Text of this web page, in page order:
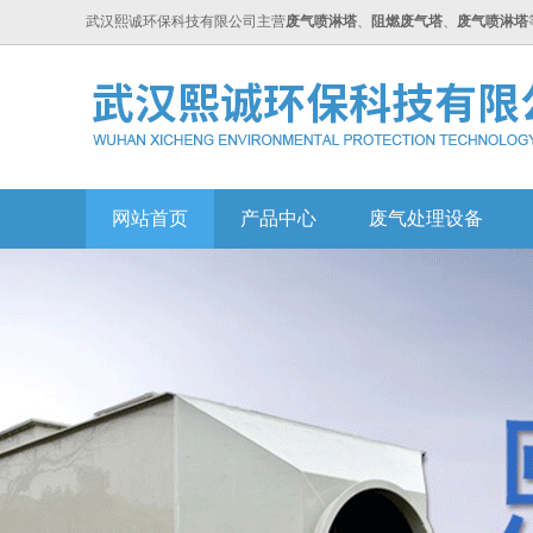
武汉熙诚环保科技有限公司主营废气喷淋塔、 阻燃废气塔、 废气喷淋塔
网站首页 产品中心 废气处理设备